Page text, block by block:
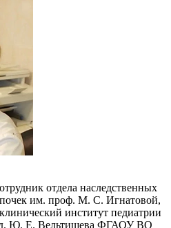
отдела наследственных
им. проф. М. С. Игнатовой,
институт педиатрии
Ю. Е. Вельтищева ФГАОУ ВО